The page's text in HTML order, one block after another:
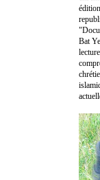
Bat